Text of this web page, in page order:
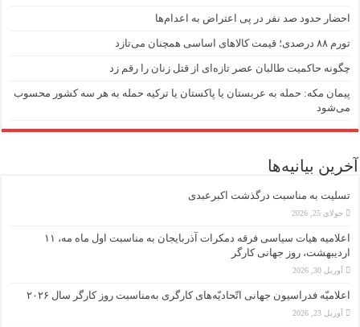
احضار حدود صد نفر در پی اعتراض به اعدام‌ها
تورم ۸۸ درصدی؛ قیمت کالاهای اساسی همچنان می‌تازد
چگونه حاکمیت طالبان عصر تازه‌ای از قتل زنان را رقم زد
پیمان مکه: حمله به عربستان یا پاکستان یا ترکیه حمله به هر سه کشور محسوب
می‌شود
آخرین بیانیه‌ها
تسلیت به مناسبت درگذشت اکبرعبدی
جولای 25, 2026
اعلامیه هیات سیاسی فرقه دمکرات آذربایجان به مناسبت اول ماه مه، ۱۱
اردیبهشت، روز جهانی کارگر
آوریل 30, 2026
اعلامیّه فدراسیون جهانی اتّحادیّه‌های کارگری به‌مناسبت روز کارگر سال ۲۰۲۶
آوریل 23, 2026